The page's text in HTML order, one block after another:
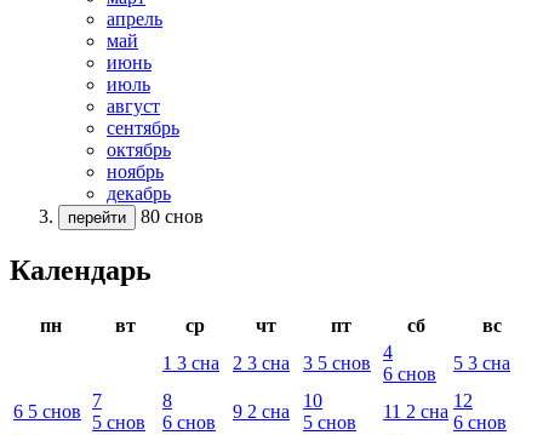
апрель
май
июнь
июль
август
сентябрь
октябрь
ноябрь
декабрь
перейти 80 снов
Календарь
пн вт ср чт пт сб
вс
1 3 сна 2 3 сна 3 5 снов
4
6 снов
5 3 сна
6 5 снов
7
5 снов
8
6 снов
9 2 сна
10
5 снов
11 2 сна
12
6 снов